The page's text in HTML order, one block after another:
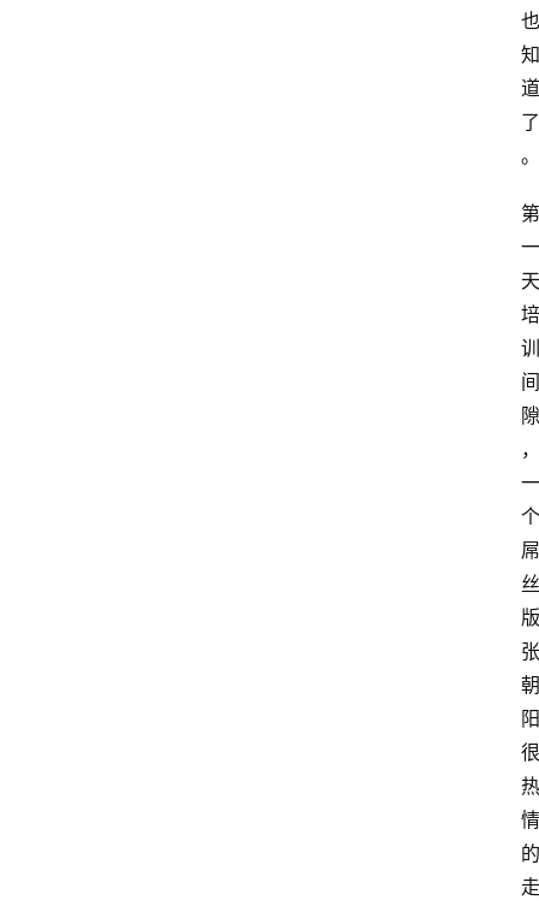
也
知
道
了
。
第
一
天
培
训
间
隙
，
一
个
屌
丝
版
张
朝
阳
很
热
情
的
走